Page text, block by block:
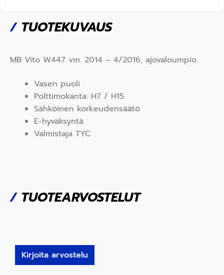
/TUOTEKUVAUS
MB Vito W447 vm. 2014 – 4/2016, ajovaloumpio.
Vasen puoli
Polttimokanta: H7 / H15
Sähköinen korkeudensäätö
E-hyväksyntä
Valmistaja TYC
/TUOTEARVOSTELUT
Kirjoita arvostelu